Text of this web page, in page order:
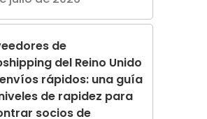
de
del Reino Unido
rápidos: una guía
de rapidez para
socios de